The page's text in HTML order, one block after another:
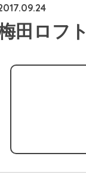
田ロフト